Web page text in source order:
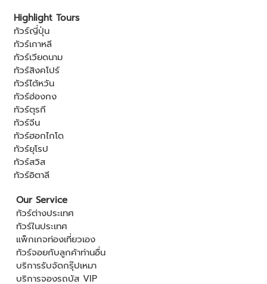
Highlight Tours
ทัวร์ญี่ปุ่น
ทัวร์เกาหลี
ทัวร์เวียดนาม
ทัวร์สิงคโปร์
ทัวร์ไต้หวัน
ทัวร์ฮ่องกง
ทัวร์ตุรกี
ทัวร์จีน
ทัวร์ฮอกไกโด
ทัวร์ยุโรป
ทัวร์สวิส
ทัวร์อิตาลี
Our Service
ทัวร์ต่างประเทศ
ทัวร์ในประเทศ
แพ็กเกจท่องเที่ยวเอง
ทัวร์จอยกับลูกค้าท่านอื่น
บริการรับจัดกรุ๊ปเหมา
บริการจองรถบัส VIP